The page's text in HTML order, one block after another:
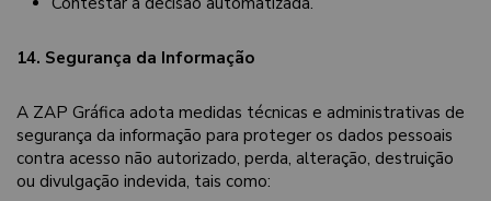
14. Segurança da Informação
A ZAP Gráfica adota medidas técnicas e administrativas de
segurança da informação para proteger os dados pessoais
contra acesso não autorizado, perda, alteração, destruição
ou divulgação indevida, tais como: